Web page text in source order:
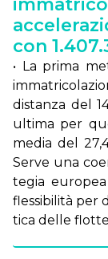
con
• La pri­ma
di­stan­za del
ul­ti­ma per
me­dia del
Ser­ve una
te­gia
fles­si­bi­li­tà per
ti­ca del­le